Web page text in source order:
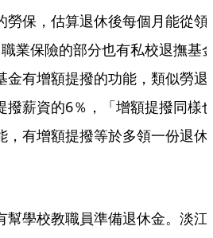
勞保，估算退休後每個月能從領
業保險的部分也有私校退撫基
金有增額提撥的功能，類似勞退
撥薪資的6％，「增額提撥同樣
，有增額提撥等於多領一份退休
幫學校教職員準備退休金。淡江